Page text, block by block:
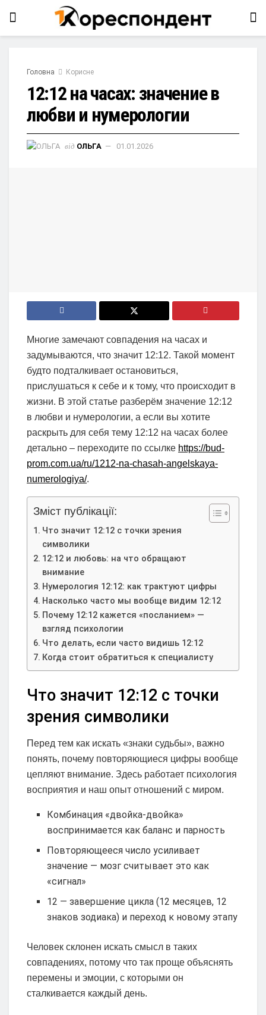
Головна Корисне
12:12 на часах: значение в
любви и нумерологии
від ОЛЬГА 01.01.2026
Многие замечают совпадения на часах и
задумываются, что значит 12:12. Такой момент
будто подталкивает остановиться,
прислушаться к себе и к тому, что происходит в
жизни. В этой статье разберём значение 12:12
в любви и нумерологии, а если вы хотите
раскрыть для себя тему 12:12 на часах более
детально – переходите по ссылке https://bud-
prom.com.ua/ru/1212-na-chasah-angelskaya-
numerologiya/.
Зміст публікації:
Что значит 12:12 с точки зрения
символики
12:12 и любовь: на что обращают
внимание
Нумерология 12:12: как трактуют цифры
Насколько часто мы вообще видим 12:12
Почему 12:12 кажется «посланием» —
взгляд психологии
Что делать, если часто видишь 12:12
Когда стоит обратиться к специалисту
Что значит 12:12 с точки
зрения символики
Перед тем как искать «знаки судьбы», важно
понять, почему повторяющиеся цифры вообще
цепляют внимание. Здесь работает психология
восприятия и наш опыт отношений с миром.
Комбинация «двойка-двойка»
воспринимается как баланс и парность
Повторяющееся число усиливает
значение — мозг считывает это как
«сигнал»
12 — завершение цикла (12 месяцев, 12
знаков зодиака) и переход к новому этапу
Человек склонен искать смысл в таких
совпадениях, потому что так проще объяснять
перемены и эмоции, с которыми он
сталкивается каждый день.